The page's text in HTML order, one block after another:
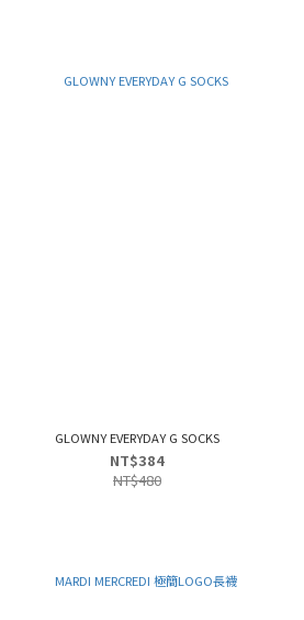
GLOWNY EVERYDAY G SOCKS
NT$384
NT$480